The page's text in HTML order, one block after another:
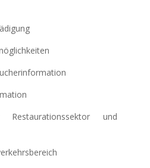
und